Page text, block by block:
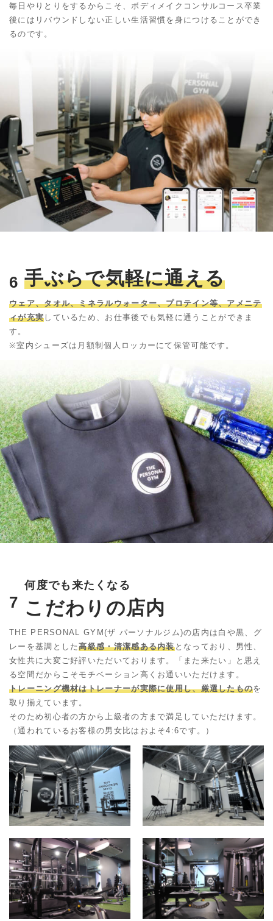
毎日やりとりをするからこそ、ボディメイクコンサルコース卒業
後にはリバウンドしない正しい生活習慣を身につけることができ
るのです。
6 手ぶらで気軽に通える
ウェア、タオル、ミネラルウォーター、プロテイン等、アメニテ
ィが充実しているため、お仕事後でも気軽に通うことができま
す。
※室内シューズは月額制個人ロッカーにて保管可能です。
7
何度でも来たくなる
こだわりの店内
THE PERSONAL GYM(ザ パーソナルジム)の店内は白や黒、 グ
レーを基調とした高級感・清潔感ある内装となっており、男性、
女性共に大変ご好評いただいております。
「また来たい」と思え
る空間だからこそモチベーション高くお通いいただけます。
トレーニング機材はトレーナーが実際に使用し、厳選したものを
取り揃えています。
そのため初心者の方から上級者の方まで満足していただけます。
（通われているお客様の男女比はおよそ4:6です。）